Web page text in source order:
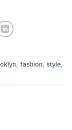
, fashion, style,